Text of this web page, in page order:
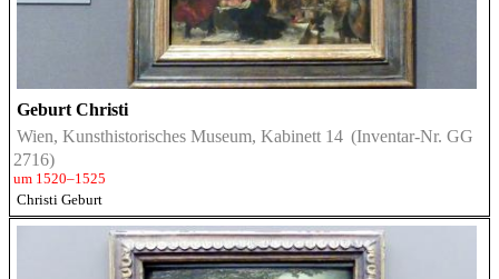
Geburt Christi
Wien, Kunsthistorisches Museum, Kabinett 14 (Inventar-Nr. GG
2716)
um 1520–1525
Christi Geburt